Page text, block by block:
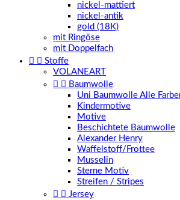
nickel-mattiert
nickel-antik
gold (18K)
mit Ringöse
mit Doppelfach
  Stoffe
VOLANEART
  Baumwolle
Uni Baumwolle Alle
Kindermotive
Motive
Beschichtete Baumwolle
Alexander Henry
Waffelstoff/Frottee
Musselin
Sterne Motiv
Streifen / Stripes
  Jersey